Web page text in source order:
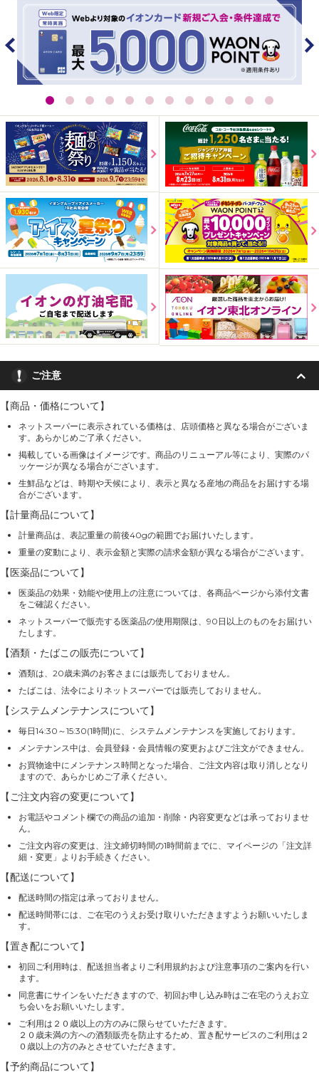
ご注意
【商品・価格について】
ネットスーパーに表示されている価格は、店頭価格と異なる場合がございま
す。あらかじめご了承ください。
掲載している画像はイメージです。商品のリニューアル等により、実際のパ
ッケージが異なる場合がございます。
生鮮品などは、時期や天候により、表示と異なる産地の商品をお届けする場
合がございます。
【計量商品について】
計量商品は、表記重量の前後40gの範囲でお届けいたします。
重量の変動により、表示金額と実際の請求金額が異なる場合がございます。
【医薬品について】
医薬品の効果・効能や使用上の注意については、各商品ページから添付文書
をご確認ください。
ネットスーパーで販売する医薬品の使用期限は、90日以上のものをお届けい
たします。
【酒類・たばこの販売について】
酒類は、20歳未満のお客さまには販売しておりません。
たばこは、法令によりネットスーパーでは販売しておりません。
【システムメンテナンスについて】
毎日14:30～15:30(1時間)に、システムメンテナンスを実施しております。
メンテナンス中は、会員登録・会員情報の変更およびご注文ができません。
お買物途中にメンテナンス時間となった場合、ご注文内容は取り消しとなり
ますので、あらかじめご了承ください。
【ご注文内容の変更について】
お電話やコメント欄での商品の追加・削除・内容変更などは承っておりませ
ん。
ご注文内容の変更は、注文締切時間の1時間前までに、マイページの「注文詳
細・変更」よりお手続きください。
【配送について】
配送時間の指定は承っておりません。
配送時間帯には、ご在宅のうえお受け取りいただきますようお願いいたしま
す。
【置き配について】
初回ご利用時は、配送担当者よりご利用規約および注意事項のご案内を行い
ます。
同意書にサインをいただきますので、初回お申し込み時はご在宅のうえお立
ち会いをお願いいたします。
ご利用は２０歳以上の方のみに限らせていただきます。
２０歳未満の方への酒類販売を防止するため、置き配サービスのご利用は２
０歳以上の方のみとさせていただきます。
【予約商品について】